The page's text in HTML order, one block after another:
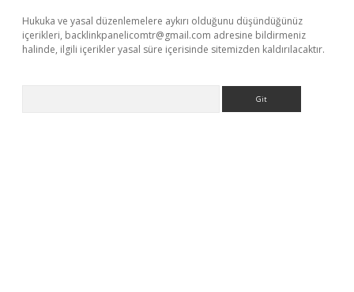
Hukuka ve yasal düzenlemelere aykırı olduğunu düşündüğünüz
içerikleri, backlinkpanelicomtr@gmail.com adresine bildirmeniz
halinde, ilgili içerikler yasal süre içerisinde sitemizden kaldırılacaktır.